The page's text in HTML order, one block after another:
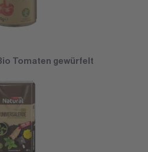
Tomaten gewürfelt